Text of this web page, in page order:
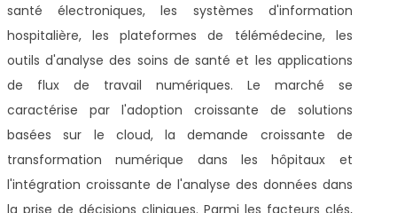
santé électroniques, les systèmes d'information
hospitalière, les plateformes de télémédecine, les
outils d'analyse des soins de santé et les applications
de flux de travail numériques. Le marché se
caractérise par l'adoption croissante de solutions
basées sur le cloud, la demande croissante de
transformation numérique dans les hôpitaux et
l'intégration croissante de l'analyse des données dans
la prise de décisions cliniques. Parmi les facteurs clés,